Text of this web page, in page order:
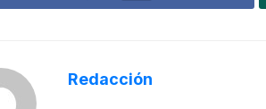
Redacción